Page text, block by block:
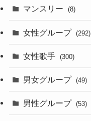
マンスリー (8)
女性グループ (292)
女性歌手 (300)
男女グループ (49)
男性グループ (53)